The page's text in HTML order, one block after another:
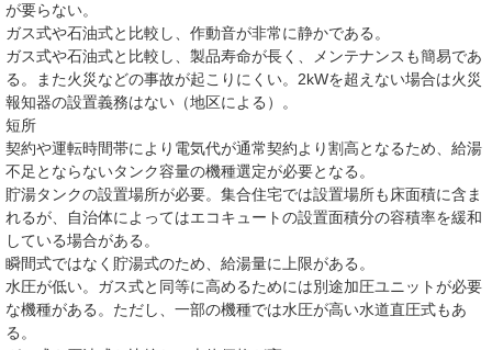
が要らない。
ガス式や石油式と比較し、作動音が非常に静かである。
ガス式や石油式と比較し、製品寿命が長く、メンテナンスも簡易であ
る。また火災などの事故が起こりにくい。2kWを超えない場合は火災
報知器の設置義務はない（地区による）。
短所
契約や運転時間帯により電気代が通常契約より割高となるため、給湯
不足とならないタンク容量の機種選定が必要となる。
貯湯タンクの設置場所が必要。集合住宅では設置場所も床面積に含ま
れるが、自治体によってはエコキュートの設置面積分の容積率を緩和
している場合がある。
瞬間式ではなく貯湯式のため、給湯量に上限がある。
水圧が低い。ガス式と同等に高めるためには別途加圧ユニットが必要
な機種がある。ただし、一部の機種では水圧が高い水道直圧式もあ
る。